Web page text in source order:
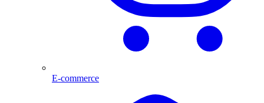
E-commerce